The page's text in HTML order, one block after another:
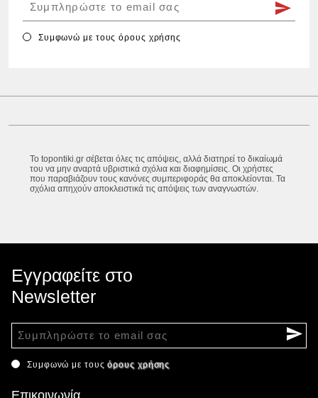
Συμφωνώ με τουςόρους χρήσης
Το topontiki.gr σέβεται όλες τις απόψεις, αλλά διατηρεί το δικαίωμά
του να μην αναρτά υβριστικά σχόλια και διαφημίσεις. Οι χρήστες
που παραβιάζουν τους κανόνες συμπεριφοράς θα αποκλείονται. Τα
σχόλια απηχούν αποκλειστικά τις απόψεις των αναγνωστών.
Εγγραφείτε στο
Newsletter
Συμφωνώ με τουςόρους χρήσης
Επικοινωνία